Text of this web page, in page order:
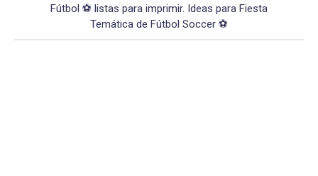
Fútbol ⚽ listas para imprimir. Ideas para Fiesta
Temática de Fútbol Soccer ⚽